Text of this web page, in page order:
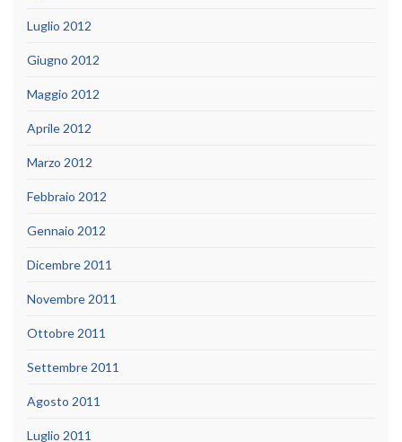
Luglio 2012
Giugno 2012
Maggio 2012
Aprile 2012
Marzo 2012
Febbraio 2012
Gennaio 2012
Dicembre 2011
Novembre 2011
Ottobre 2011
Settembre 2011
Agosto 2011
Luglio 2011